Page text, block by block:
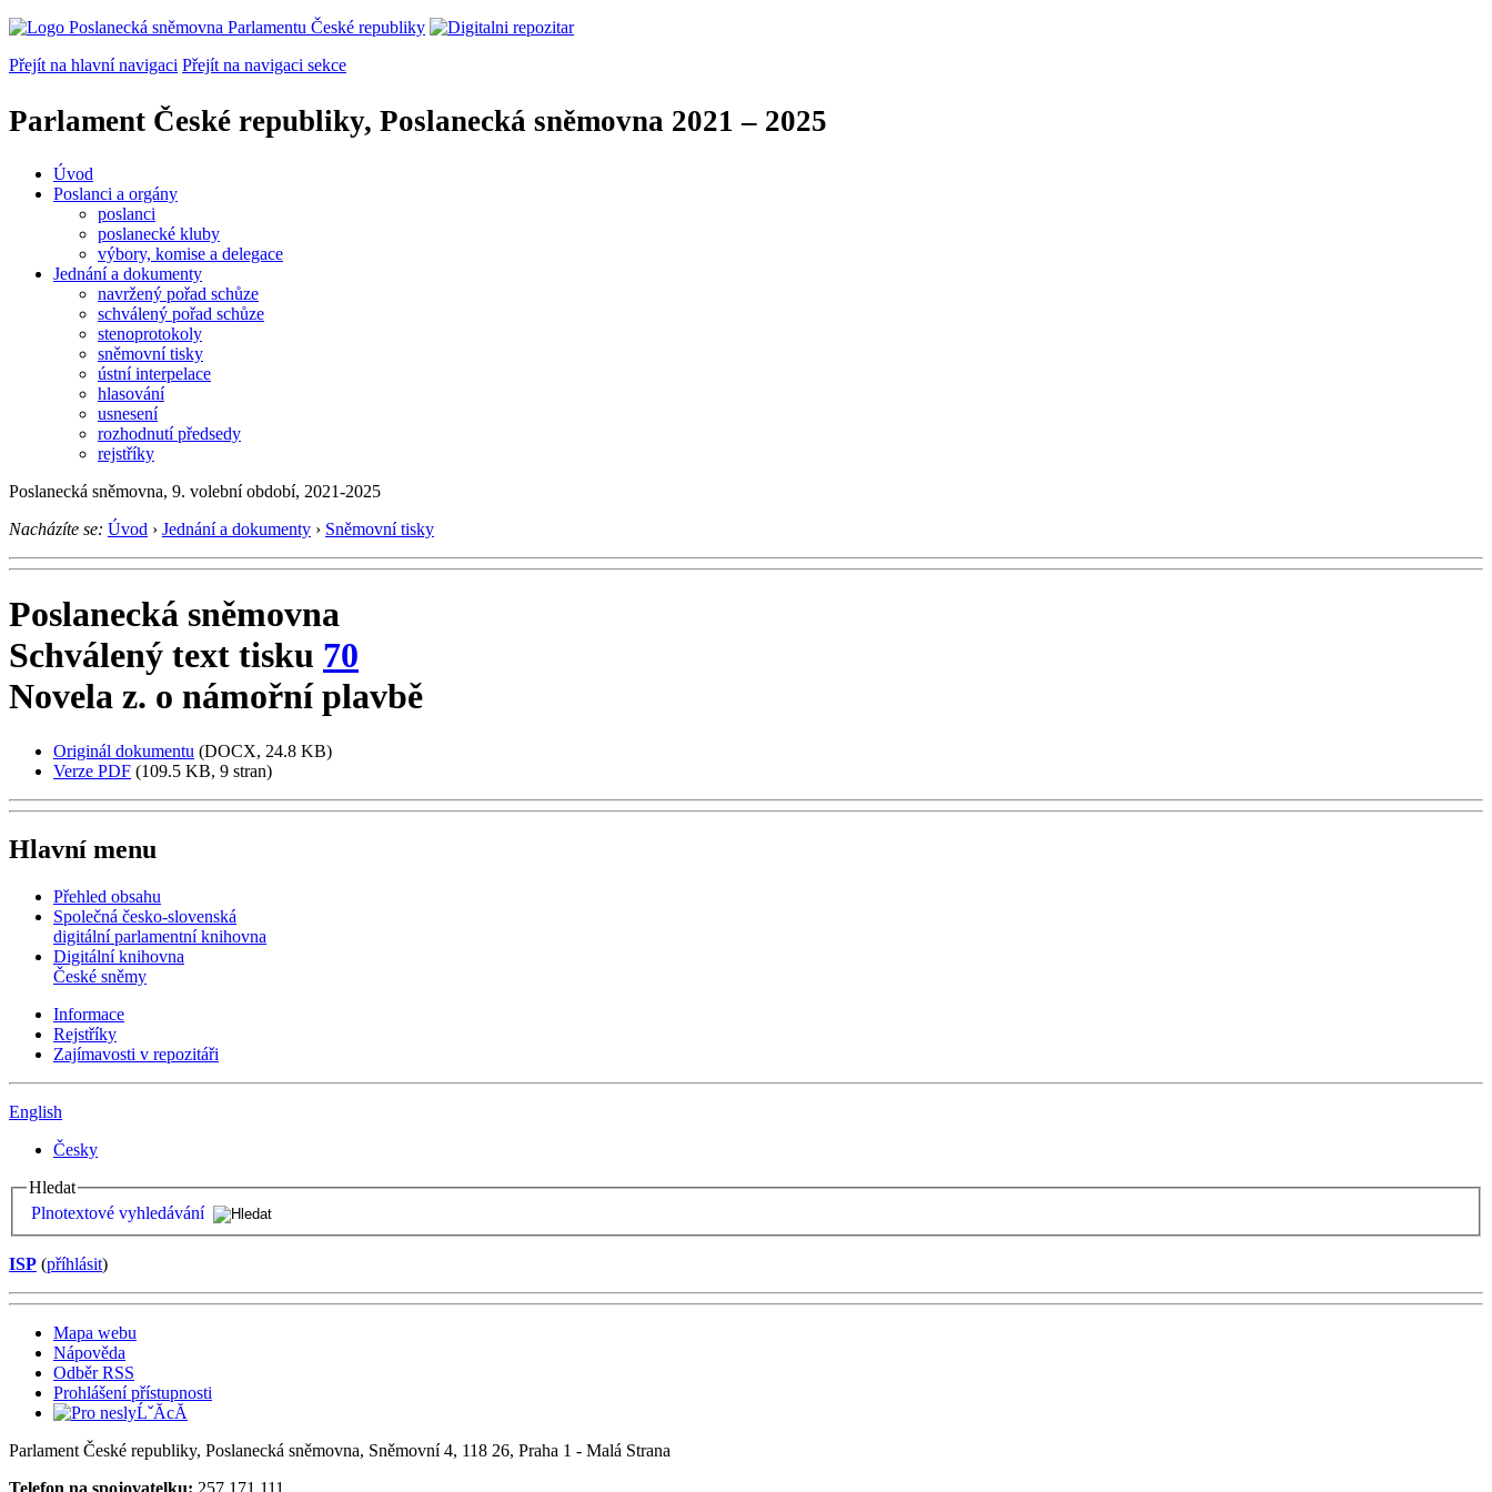
Přejít na hlavní navigaci Přejít na navigaci sekce
Parlament České republiky, Poslanecká sněmovna 2021 – 2025
Úvod
Poslanci a orgány
poslanci
poslanecké kluby
výbory, komise a delegace
Jednání a dokumenty
navržený pořad schůze
schválený pořad schůze
stenoprotokoly
sněmovní tisky
ústní interpelace
hlasování
usnesení
rozhodnutí předsedy
rejstříky
Poslanecká sněmovna, 9. volební období, 2021-2025
Nacházíte se: Úvod › Jednání a dokumenty › Sněmovní tisky
Poslanecká sněmovna
Schválený text tisku 70
Novela z. o námořní plavbě
Originál dokumentu (DOCX, 24.8 KB)
Verze PDF (109.5 KB, 9 stran)
Hlavní menu
Přehled obsahu
Společná česko-slovenská
digitální parlamentní knihovna
Digitální knihovna
České sněmy
Informace
Rejstříky
Zajímavosti v repozitáři
English
Česky
Hledat
Plnotextové vyhledávání
ISP (příhlásit)
Mapa webu
Nápověda
Odběr RSS
Prohlášení přístupnosti
Parlament České republiky, Poslanecká sněmovna, Sněmovní 4, 118 26, Praha 1 - Malá Strana